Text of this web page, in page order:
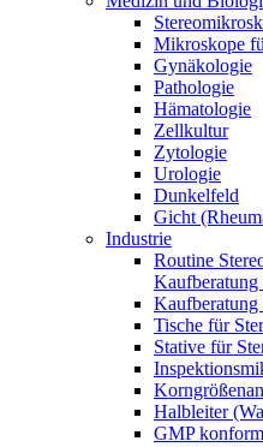
Mikroskope
Gynäkologie
Pathologie
Hämatologie
Zellkultur
Zytologie
Urologie
Dunkelfeld
Gicht
Industrie
Routine
Kaufberatung
Tische für
Stative für
Halbleiter
GMP